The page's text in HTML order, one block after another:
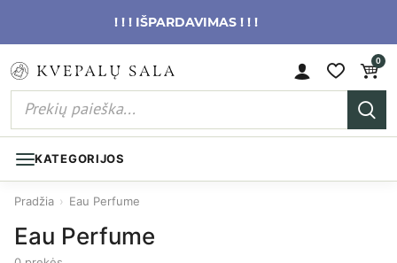
! ! ! IŠPARDAVIMAS ! ! !
0
KATEGORIJOS
Pradžia › Eau Perfume
Eau Perfume